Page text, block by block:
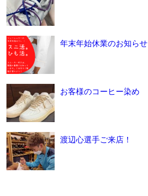
年末年始休業のお知らせ
お客様のコーヒー染め
渡辺心選手ご来店！